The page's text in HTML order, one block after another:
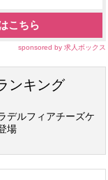
こちら
sponsored by 求人ボックス
ンキング
デルフィアチーズケ
場